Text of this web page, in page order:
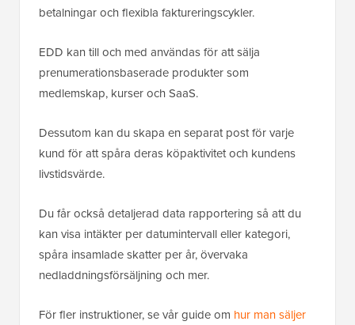
betalningar och flexibla faktureringscykler.
EDD kan till och med användas för att sälja
prenumerationsbaserade produkter som
medlemskap, kurser och SaaS.
Dessutom kan du skapa en separat post för varje
kund för att spåra deras köpaktivitet och kundens
livstidsvärde.
Du får också detaljerad data rapportering så att du
kan visa intäkter per datumintervall eller kategori,
spåra insamlade skatter per år, övervaka
nedladdningsförsäljning och mer.
För fler instruktioner, se vår guide om hur man säljer